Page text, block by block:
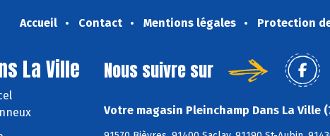
Accueil Contact Mentions légales Protection
La Ville Nous suivre sur
Votre magasin Pleinchamp Dans La Ville